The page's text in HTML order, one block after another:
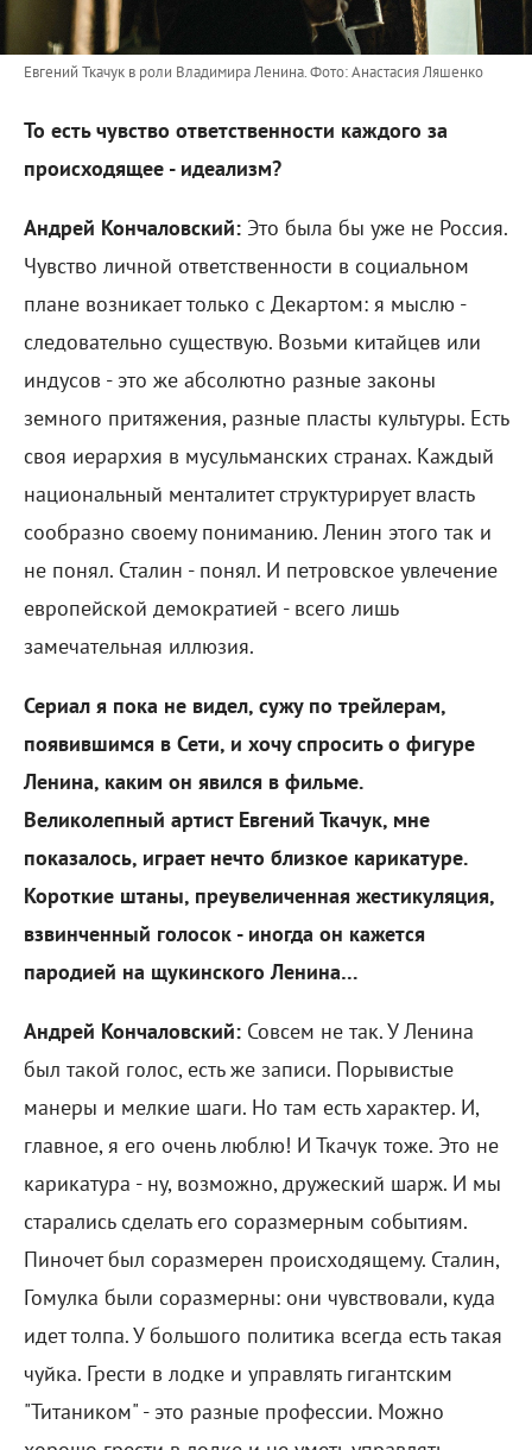
Евгений Ткачук в роли Владимира Ленина.Фото: Анастасия Ляшенко
То есть чувство ответственности каждого за
происходящее - идеализм?
Андрей Кончаловский: Это была бы уже не Россия.
Чувство личной ответственности в социальном
плане возникает только с Декартом: я мыслю -
следовательно существую. Возьми китайцев или
индусов - это же абсолютно разные законы
земного притяжения, разные пласты культуры. Есть
своя иерархия в мусульманских странах. Каждый
национальный менталитет структурирует власть
сообразно своему пониманию. Ленин этого так и
не понял. Сталин - понял. И петровское увлечение
европейской демократией - всего лишь
замечательная иллюзия.
Сериал я пока не видел, сужу по трейлерам,
появившимся в Сети, и хочу спросить о фигуре
Ленина, каким он явился в фильме.
Великолепный артист Евгений Ткачук, мне
показалось, играет нечто близкое карикатуре.
Короткие штаны, преувеличенная жестикуляция,
взвинченный голосок - иногда он кажется
пародией на щукинского Ленина…
Андрей Кончаловский: Совсем не так. У Ленина
был такой голос, есть же записи. Порывистые
манеры и мелкие шаги. Но там есть характер. И,
главное, я его очень люблю! И Ткачук тоже. Это не
карикатура - ну, возможно, дружеский шарж. И мы
старались сделать его соразмерным событиям.
Пиночет был соразмерен происходящему. Сталин,
Гомулка были соразмерны: они чувствовали, куда
идет толпа. У большого политика всегда есть такая
чуйка. Грести в лодке и управлять гигантским
"Титаником" - это разные профессии. Можно